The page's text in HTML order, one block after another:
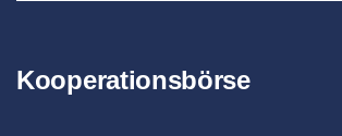
Kooperationsbörse